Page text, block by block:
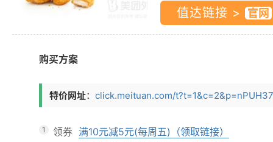
值达链接 >
购买方案
特价网址： click.meituan.com/
1 领券 满10元减5元(每周五)（领取链接）